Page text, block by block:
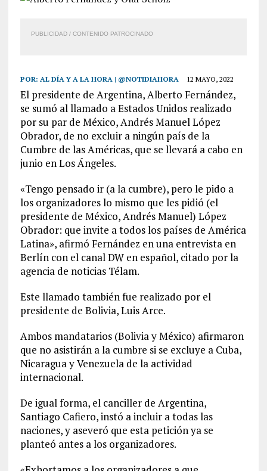
PUBLICIDAD / CONTENIDO PATROCINADO
POR: AL DÍA Y A LA HORA | @NOTIDIAHORA 12 MAYO, 2022
El presidente de Argentina, Alberto Fernández,
se sumó al llamado a Estados Unidos realizado
por su par de México, Andrés Manuel López
Obrador, de no excluir a ningún país de la
Cumbre de las Américas, que se llevará a cabo en
junio en Los Ángeles.
«Tengo pensado ir (a la cumbre), pero le pido a
los organizadores lo mismo que les pidió (el
presidente de México, Andrés Manuel) López
Obrador: que invite a todos los países de América
Latina», afirmó Fernández en una entrevista en
Berlín con el canal DW en español, citado por la
agencia de noticias Télam.
Este llamado también fue realizado por el
presidente de Bolivia, Luis Arce.
Ambos mandatarios (Bolivia y México) afirmaron
que no asistirán a la cumbre si se excluye a Cuba,
Nicaragua y Venezuela de la actividad
internacional.
De igual forma, el canciller de Argentina,
Santiago Cafiero, instó a incluir a todas las
naciones, y aseveró que esta petición ya se
planteó antes a los organizadores.